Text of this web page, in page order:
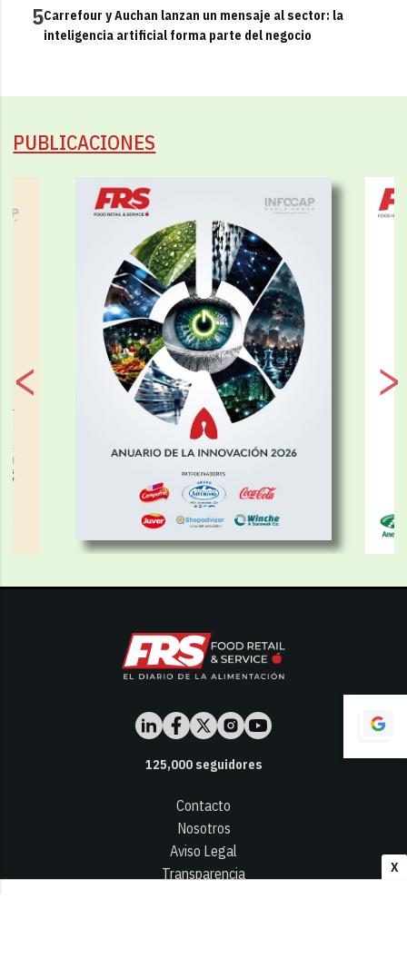
X
5Carrefour y Auchan lanzan un mensaje al sector: la
inteligencia artificial forma parte del negocio
PUBLICACIONES
125,000seguidores
Contacto
Nosotros
Aviso Legal
Transparencia